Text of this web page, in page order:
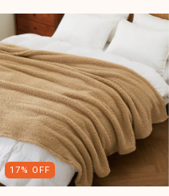
17% OFF